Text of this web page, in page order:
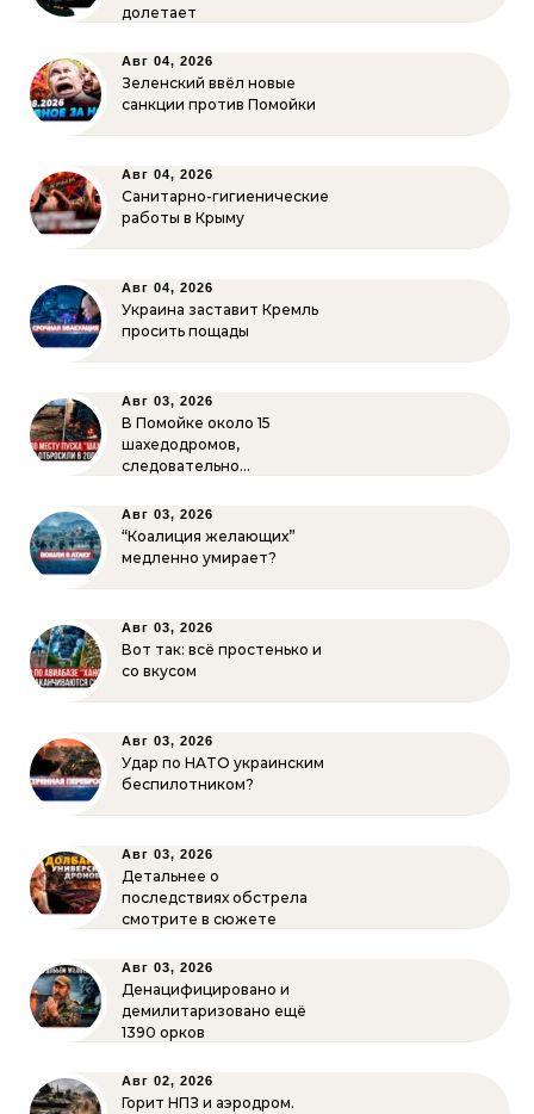
долетает
Авг 04, 2026
Зеленский ввёл новые
санкции против Помойки
Авг 04, 2026
Санитарно-гигиенические
работы в Крыму
Авг 04, 2026
Украина заставит Кремль
просить пощады
Авг 03, 2026
В Помойке около 15
шахедодромов,
следовательно…
Авг 03, 2026
“Коалиция желающих”
медленно умирает?
Авг 03, 2026
Вот так: всё простенько и
со вкусом
Авг 03, 2026
Удар по НАТО украинским
беспилотником?
Авг 03, 2026
Детальнее о
последствиях обстрела
смотрите в сюжете
Авг 03, 2026
Денацифицировано и
демилитаризовано ещё
1390 орков
Авг 02, 2026
Горит НПЗ и аэродром.